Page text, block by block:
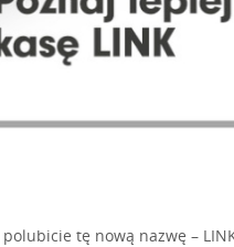
polubicie tę nową nazwę –